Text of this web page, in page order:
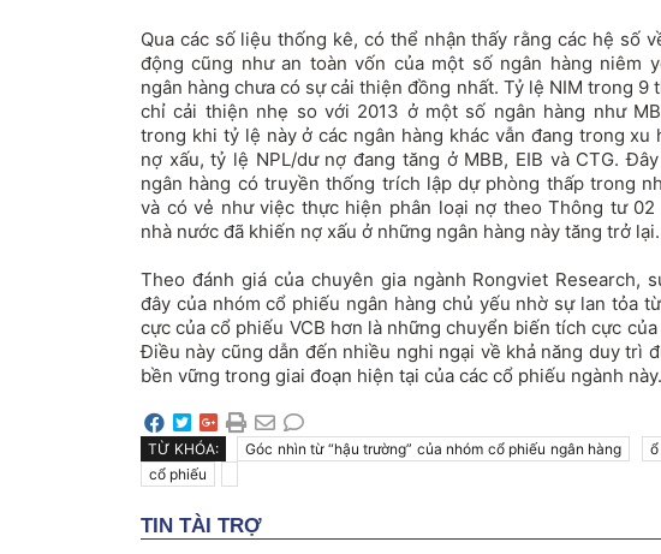
Qua các số liệu thống kê, có thể nhận thấy rằng các hệ số
động cũng như an toàn vốn của một số ngân hàng niêm
ngân hàng chưa có sự cải thiện đồng nhất. Tỷ lệ NIM trong 9
chỉ cải thiện nhẹ so với 2013 ở một số ngân hàng như
trong khi tỷ lệ này ở các ngân hàng khác vẫn đang trong xu
nợ xấu, tỷ lệ NPL/dư nợ đang tăng ở MBB, EIB và CTG.
ngân hàng có truyền thống trích lập dự phòng thấp trong
và có vẻ như việc thực hiện phân loại nợ theo Thông tư 02
nhà nước đã khiến nợ xấu ở những ngân hàng này tăng trở lại.
Theo đánh giá của chuyên gia ngành Rongviet Research,
đây của nhóm cổ phiếu ngân hàng chủ yếu nhờ sự lan tỏa
cực của cổ phiếu VCB hơn là những chuyển biến tích cực của
Điều này cũng dẫn đến nhiều nghi ngại về khả năng duy trì
bền vững trong giai đoạn hiện tại của các cổ phiếu ngành này.
TỪ KHÓA: Góc nhìn từ “hậu trường” của nhóm cổ phiếu ngân hàng
cổ phiếu